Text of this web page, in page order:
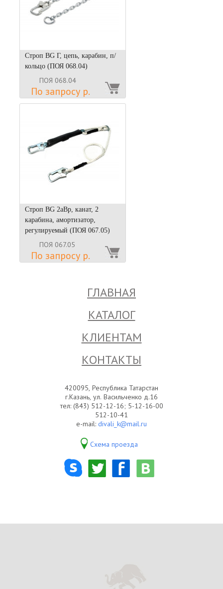
Строп BG Г, цепь, карабин, п/
кольцо (ПОЯ 068.04)
ПОЯ 068.04
По запросу р.
Строп BG 2аВр, канат, 2
карабина, амортизатор,
регулируемый (ПОЯ 067.05)
ПОЯ 067.05
По запросу р.
ГЛАВНАЯ
КАТАЛОГ
КЛИЕНТАМ
КОНТАКТЫ
420095, Республика Татарстан
г.Казань, ул. Васильченко д.16
тел: (843) 512-12-16; 5-12-16-00
512-10-41
e-mail: divali_k@mail.ru
Схема проезда